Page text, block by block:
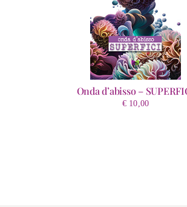
Onda d’abisso –
€10,00